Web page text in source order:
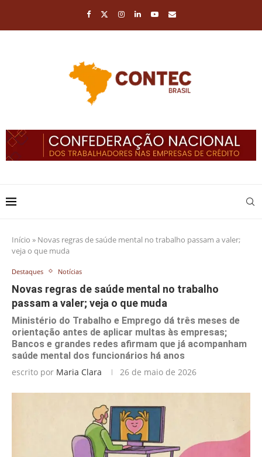
Início » Novas regras de saúde mental no trabalho passam a valer;
veja o que muda
Destaques Notícias
Novas regras de saúde mental no trabalho
passam a valer; veja o que muda
Ministério do Trabalho e Emprego dá três meses de
orientação antes de aplicar multas às empresas;
Bancos e grandes redes afirmam que já acompanham
saúde mental dos funcionários há anos
escrito por Maria Clara 26 de maio de 2026